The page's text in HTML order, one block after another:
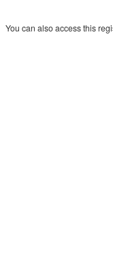
You can also access this